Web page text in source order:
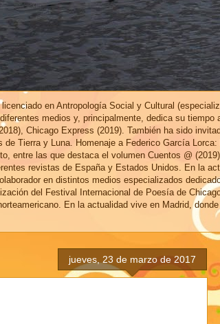
en Antropología Social y Cultural
medios y, principalmente, dedica su
Chicago Express (2019). También ha sido
Tierra y Luna. Homenaje a Federico García
entre las que destaca el volumen Cuentos @
revistas de España y Estados Unidos. En la
en distintos medios especializados
del Festival Internacional de Poesía de
En la actualidad vive en Madrid,
jueves, 23 de marzo de 2017